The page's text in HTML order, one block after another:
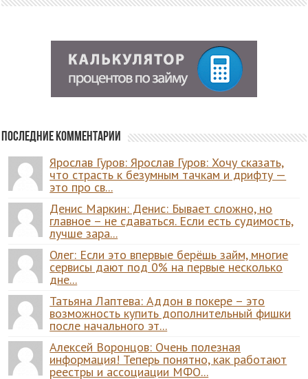
Последние комментарии
Ярослав Гуров: Ярослав Гуров: Хочу сказать,
что страсть к безумным тачкам и дрифту —
это про св...
Денис Маркин: Денис: Бывает сложно, но
главное – не сдаваться. Если есть судимость,
лучше зара...
Олег: Если это впервые берёшь займ, многие
сервисы дают под 0% на первые несколько
дне...
Татьяна Лаптева: Аддон в покере – это
возможность купить дополнительный фишки
после начального эт...
Алексей Воронцов: Очень полезная
информация! Теперь понятно, как работают
реестры и ассоциации МФО...